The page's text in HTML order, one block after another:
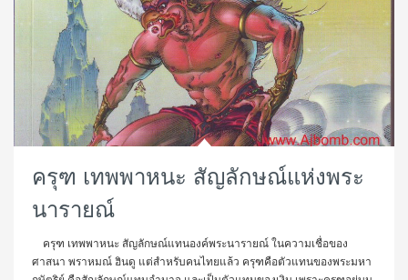
ครุฑ เทพพาหนะ สัญลักษณ์แห่งพระ
นารายณ์
ครุฑ เทพพาหนะ สัญลักษณ์แทนองค์พระนารายณ์ ในความเชื่อของ
ศาสนา พราหมณ์ ฮินดู แต่สำหรับคนไทยแล้ว ครุฑคือตัวแทนของพระมหา